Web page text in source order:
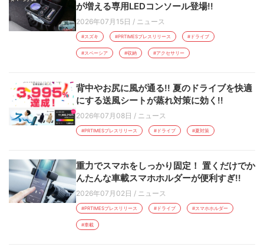
が増える専用LEDコンソール登場!!
2026年07月15日 / ニュース
#スズキ #PRTIMESプレスリリース #ドライブ
#スペーシア #収納 #アクセサリー
背中やお尻に風が通る!! 夏のドライブを快適
にする送風シートが蒸れ対策に効く!!
2026年07月08日 / ニュース
#PRTIMESプレスリリース #ドライブ #夏対策
重力でスマホをしっかり固定！ 置くだけでか
んたんな車載スマホホルダーが便利すぎ!!
2026年07月02日 / ニュース
#PRTIMESプレスリリース #ドライブ #スマホホルダー
#車載